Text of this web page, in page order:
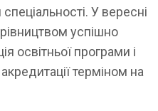
У вересні
успішно
освітньої програми і
терміном на